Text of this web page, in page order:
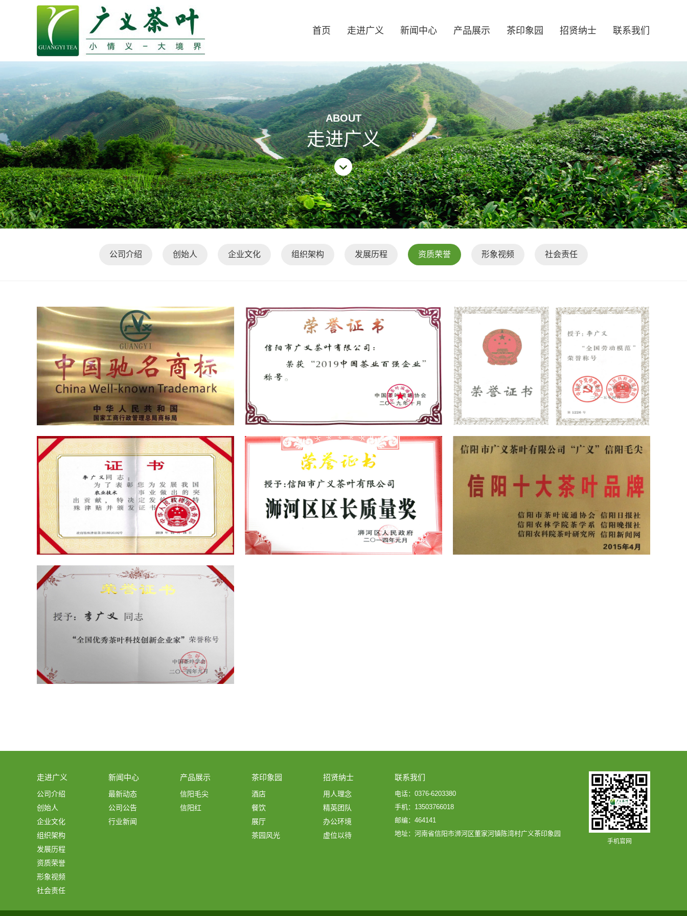
首页 走进广义
公司介绍 组织架构 发展历程 资质荣誉 社会责任
新闻中心
最新动态 公司公告 行业新闻
产品展示
信阳毛尖
茶印象园
酒店 展厅
招贤纳士
精英团队
联系我们
ABOUT
走进广义

公司介绍 创始人 企业文化 组织架构 发展历程 资质荣誉 形象视频 社会责任
走进广义
公司介绍
创始人
企业文化
组织架构
发展历程
资质荣誉
形象视频
社会责任
新闻中心
最新动态
公司公告
行业新闻
产品展示
信阳毛尖
信阳红
茶印象园
酒店
餐饮
展厅
茶园风光
招贤纳士
用人理念
精英团队
办公环境
虚位以待
联系我们
电话：0376-6203380
手机：13503766018
邮编：464141
地址：河南省信阳市浉河区董家河镇陈湾村广义茶印象园
手机官网